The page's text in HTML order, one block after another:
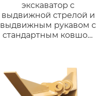
экскаватор с
выдвижной стрелой и
выдвижным рукавом с
стандартным ковшом